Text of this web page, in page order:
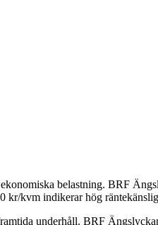
belastning. BRF
kr/kvm indikerar hög
underhåll. BRF